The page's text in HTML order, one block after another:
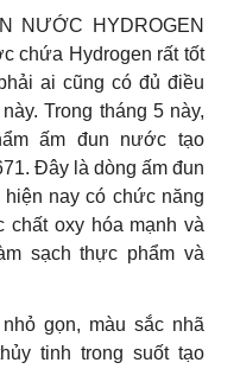
NƯỚC HYDROGEN
chứa Hydrogen rất tốt
ai cũng có đủ điều
Trong tháng 5 này,
ấm đun nước tạo
Đây là dòng ấm đun
nay có chức năng
chất oxy hóa mạnh và
sạch thực phẩm và
gọn, màu sắc nhã
tinh trong suốt tạo